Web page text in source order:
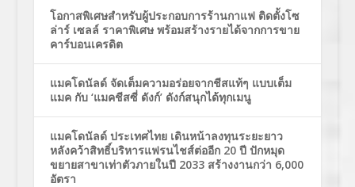
โอกาสพิเศษสำหรับผู้ประกอบการร้านกาแฟ ติดตั้งโซ
ล่าร์ เซลล์ ราคาพิเศษ พร้อมสร้างรายได้จากการขาย
คาร์บอนเครดิต
แมคโดนัลด์ จัดเต็มความอร่อยจากชีสแท้ๆ แบบเต็ม
แมค กับ ‘แมคชีสซี่ ดังก์’ ดังก์สนุกได้ทุกเมนู
แมคโดนัลด์ ประเทศไทย เดินหน้าลงทุนระยะยาว
หลังคว้าสิทธิ์บริหารแฟรนไชส์ต่ออีก 20 ปี ปักหมุด
ขยายสาขาเท่าตัวภายในปี 2033 สร้างงานกว่า 6,000
อัตรา